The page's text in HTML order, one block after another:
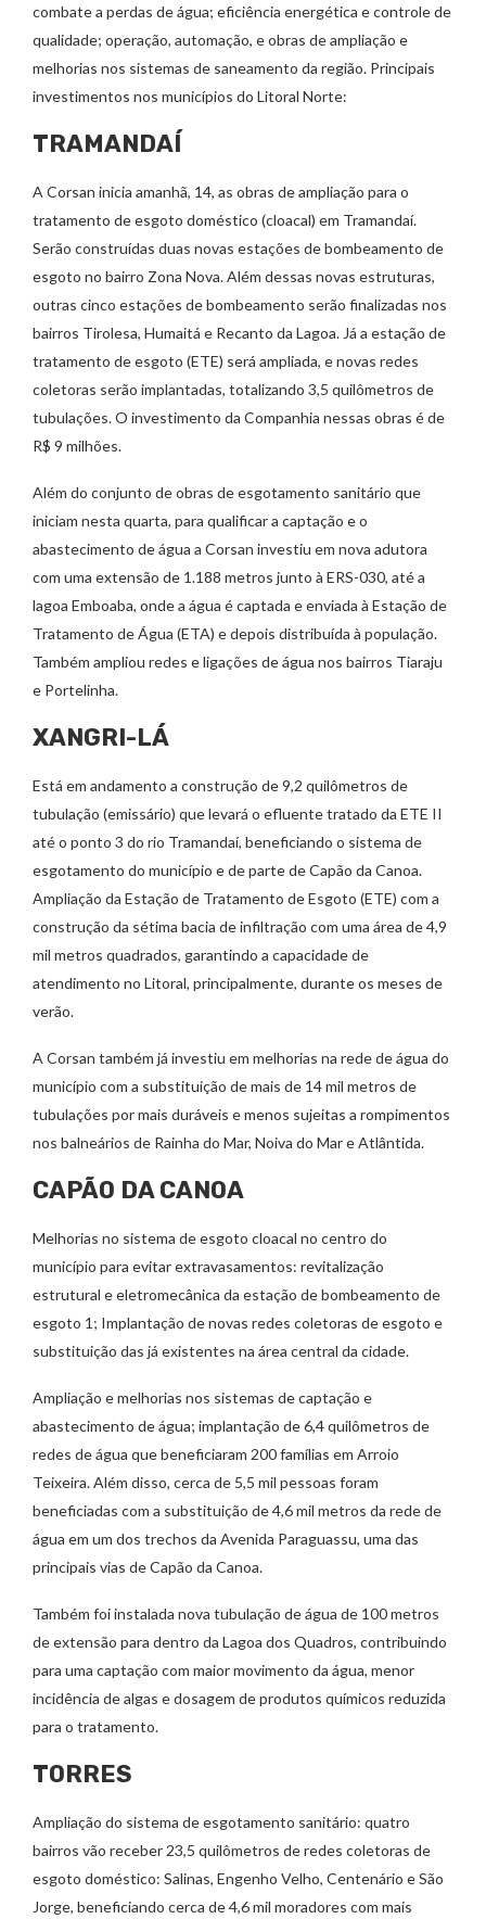
combate a perdas de água; eficiência energética e controle de
qualidade; operação, automação, e obras de ampliação e
melhorias nos sistemas de saneamento da região. Principais
investimentos nos municípios do Litoral Norte:
TRAMANDAÍ
A Corsan inicia amanhã, 14, as obras de ampliação para o
tratamento de esgoto doméstico (cloacal) em Tramandaí.
Serão construídas duas novas estações de bombeamento de
esgoto no bairro Zona Nova. Além dessas novas estruturas,
outras cinco estações de bombeamento serão finalizadas nos
bairros Tirolesa, Humaitá e Recanto da Lagoa. Já a estação de
tratamento de esgoto (ETE) será ampliada, e novas redes
coletoras serão implantadas, totalizando 3,5 quilômetros de
tubulações. O investimento da Companhia nessas obras é de
R$ 9 milhões.
Além do conjunto de obras de esgotamento sanitário que
iniciam nesta quarta, para qualificar a captação e o
abastecimento de água a Corsan investiu em nova adutora
com uma extensão de 1.188 metros junto à ERS-030, até a
lagoa Emboaba, onde a água é captada e enviada à Estação de
Tratamento de Água (ETA) e depois distribuída à população.
Também ampliou redes e ligações de água nos bairros Tiaraju
e Portelinha.
XANGRI-LÁ
Está em andamento a construção de 9,2 quilômetros de
tubulação (emissário) que levará o efluente tratado da ETE II
até o ponto 3 do rio Tramandaí, beneficiando o sistema de
esgotamento do município e de parte de Capão da Canoa.
Ampliação da Estação de Tratamento de Esgoto (ETE) com a
construção da sétima bacia de infiltração com uma área de 4,9
mil metros quadrados, garantindo a capacidade de
atendimento no Litoral, principalmente, durante os meses de
verão.
A Corsan também já investiu em melhorias na rede de água do
município com a substituição de mais de 14 mil metros de
tubulações por mais duráveis e menos sujeitas a rompimentos
nos balneários de Rainha do Mar, Noiva do Mar e Atlântida.
CAPÃO DA CANOA
Melhorias no sistema de esgoto cloacal no centro do
município para evitar extravasamentos: revitalização
estrutural e eletromecânica da estação de bombeamento de
esgoto 1; Implantação de novas redes coletoras de esgoto e
substituição das já existentes na área central da cidade.
Ampliação e melhorias nos sistemas de captação e
abastecimento de água; implantação de 6,4 quilômetros de
redes de água que beneficiaram 200 famílias em Arroio
Teixeira. Além disso, cerca de 5,5 mil pessoas foram
beneficiadas com a substituição de 4,6 mil metros da rede de
água em um dos trechos da Avenida Paraguassu, uma das
principais vias de Capão da Canoa.
Também foi instalada nova tubulação de água de 100 metros
de extensão para dentro da Lagoa dos Quadros, contribuindo
para uma captação com maior movimento da água, menor
incidência de algas e dosagem de produtos químicos reduzida
para o tratamento.
TORRES
Ampliação do sistema de esgotamento sanitário: quatro
bairros vão receber 23,5 quilômetros de redes coletoras de
esgoto doméstico: Salinas, Engenho Velho, Centenário e São
Jorge, beneficiando cerca de 4,6 mil moradores com mais